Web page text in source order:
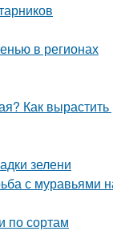
в регионах
Как
зелени
с муравьями
по сортам